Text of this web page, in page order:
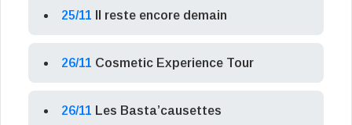
25/11 Il reste encore demain
26/11 Cosmetic Experience Tour
26/11 Les Basta’causettes